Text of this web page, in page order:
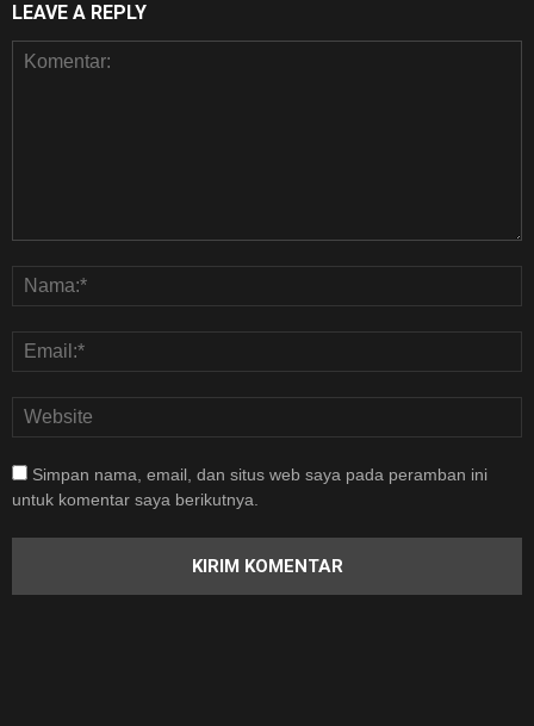
LEAVE A REPLY
Simpan nama, email, dan situs web saya pada peramban ini
untuk komentar saya berikutnya.